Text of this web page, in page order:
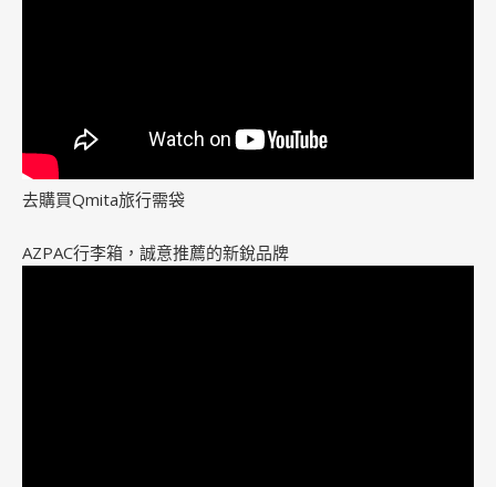
去購買Qmita旅行需袋
AZPAC行李箱，誠意推薦的新銳品牌